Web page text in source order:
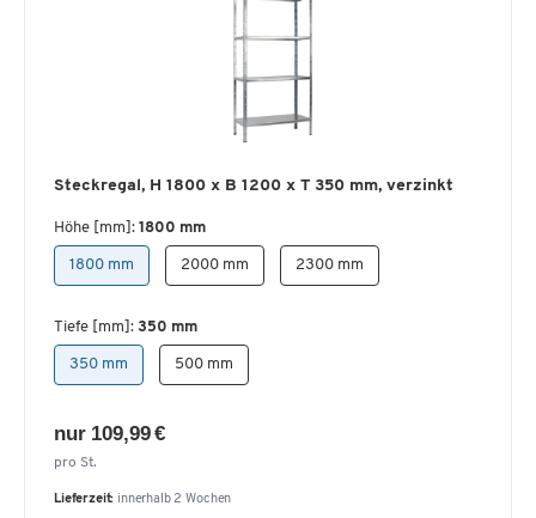
Steckregal, H 1800 x B 1200 x T 350 mm, verzinkt
Höhe [mm]: 1800 mm
1800 mm 2000 mm 2300 mm
Tiefe [mm]: 350 mm
350 mm 500 mm
nur 109,99 €
pro St.
Lieferzeit: innerhalb 2 Wochen